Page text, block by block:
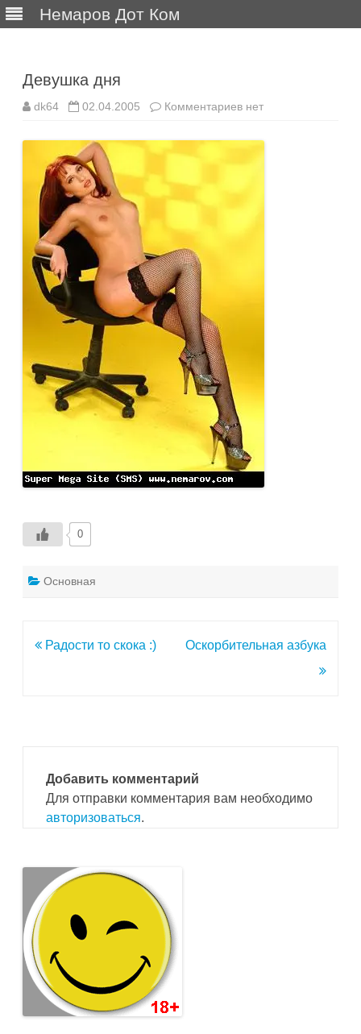
Немаров Дот Ком
Девушка дня
dk64 02.04.2005 Комментариевк
дня
нет
0
Основная
Навигация
Радости то скока :) Оскорбительная азбука
Добавить комментарий
Для отправки комментария вам необходимо
авторизоваться.